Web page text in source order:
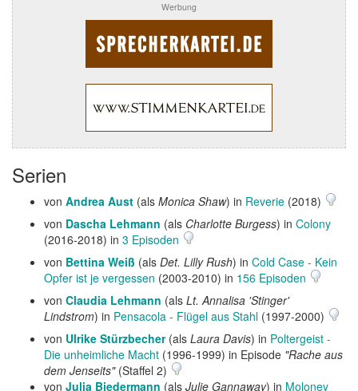
Werbung
Serien
von Andrea Aust (als Monica Shaw) in Reverie (2018)
von Dascha Lehmann (als Charlotte Burgess) in Colony
(2016-2018) in 3 Episoden
von Bettina Weiß (als Det. Lilly Rush) in Cold Case - Kein
Opfer ist je vergessen (2003-2010) in 156 Episoden
von Claudia Lehmann (als Lt. Annalisa 'Stinger'
Lindstrom) in Pensacola - Flügel aus Stahl (1997-2000)
von Ulrike Stürzbecher(als Laura Davis) in Poltergeist -
Die unheimliche Macht (1996-1999) in Episode "Rache aus
dem Jenseits"(Staffel 2)
von Julia Biedermann (als Julie Gannaway) in Moloney